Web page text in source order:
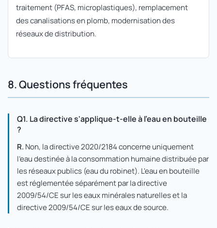
traitement (PFAS, microplastiques), remplacement
des canalisations en plomb, modernisation des
réseaux de distribution.
8. Questions fréquentes
Q1. La directive s'applique-t-elle à l'eau en bouteille
?
R. Non, la directive 2020/2184 concerne uniquement
l'eau destinée à la consommation humaine distribuée par
les réseaux publics (eau du robinet). L'eau en bouteille
est réglementée séparément par la directive
2009/54/CE sur les eaux minérales naturelles et la
directive 2009/54/CE sur les eaux de source.